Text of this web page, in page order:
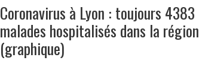
Coronavirus à Lyon : toujours 4383
malades hospitalisés dans la région
(graphique)